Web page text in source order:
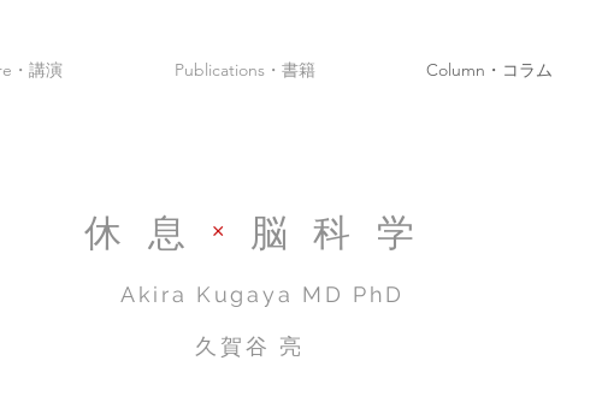
・講演 Publications・書籍 Column・コラム
休息 × 脳科学
Akira Kugaya​ MD PhD
久賀谷 亮